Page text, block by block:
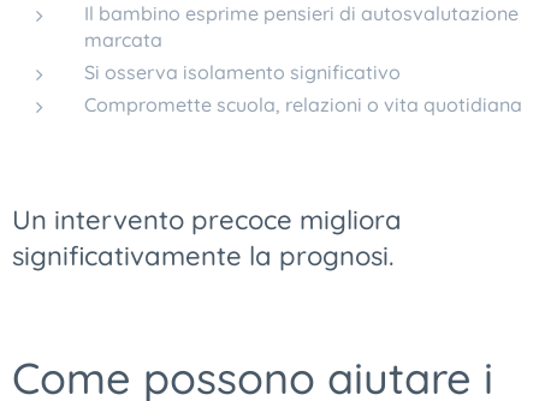
Il bambino esprime pensieri di autosvalutazione
marcata
Si osserva isolamento significativo
Compromette scuola, relazioni o vita quotidiana
Un intervento precoce migliora
significativamente la prognosi.
Come possono aiutare i